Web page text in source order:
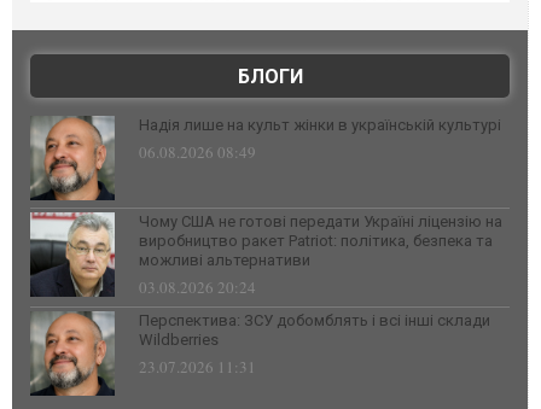
БЛОГИ
Надія лише на культ жінки в українській культурі
06.08.2026 08:49
Чому США не готові передати Україні ліцензію на
виробництво ракет Patriot: політика, безпека та
можливі альтернативи
03.08.2026 20:24
Перспектива: ЗСУ добомблять і всі інші склади
Wildberries
23.07.2026 11:31